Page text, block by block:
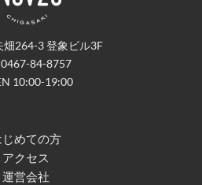
畑264-3 登象ビル3F
0467-84-8757
10:00-19:00
じめての方
アクセス
運営会社